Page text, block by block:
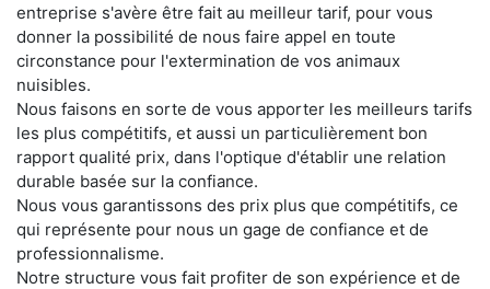
entreprise s'avère être fait au meilleur tarif, pour vous
donner la possibilité de nous faire appel en toute
circonstance pour l'extermination de vos animaux
nuisibles.
Nous faisons en sorte de vous apporter les meilleurs tarifs
les plus compétitifs, et aussi un particulièrement bon
rapport qualité prix, dans l'optique d'établir une relation
durable basée sur la confiance.
Nous vous garantissons des prix plus que compétitifs, ce
qui représente pour nous un gage de confiance et de
professionnalisme.
Notre structure vous fait profiter de son expérience et de